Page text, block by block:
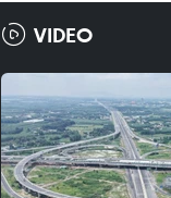
VIDEO